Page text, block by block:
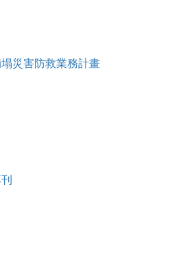
災害防救業務計畫